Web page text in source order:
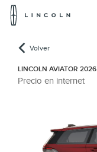
Volver
LINCOLN AVIATOR 2026
Precio en internet